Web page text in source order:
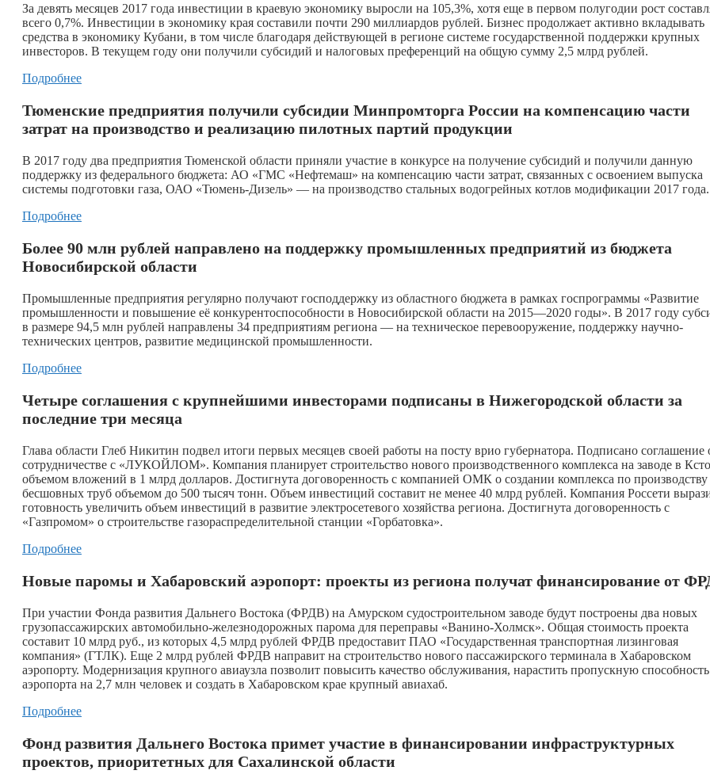
За девять месяцев 2017 года инвестиции в краевую экономику выросли на 105,3%, хотя еще в первом полугодии рост
всего 0,7%. Инвестиции в экономику края составили почти 290 миллиардов рублей. Бизнес продолжает активно вкладывать
средства в экономику Кубани, в том числе благодаря действующей в регионе системе государственной поддержки крупных
инвесторов. В текущем году они получили субсидий и налоговых преференций на общую сумму 2,5 млрд рублей.
Подробнее
Тюменские предприятия получили субсидии Минпромторга России на компенсацию части
затрат на производство и реализацию пилотных партий продукции
В 2017 году два предприятия Тюменской области приняли участие в конкурсе на получение субсидий и получили данную
поддержку из федерального бюджета: АО «ГМС «Нефтемаш» на компенсацию части затрат, связанных с освоением выпуска
системы подготовки газа, ОАО «Тюмень-Дизель» — на производство стальных водогрейных котлов модификации 2017 года.
Подробнее
Более 90 млн рублей направлено на поддержку промышленных предприятий из бюджета
Новосибирской области
Промышленные предприятия регулярно получают господдержку из областного бюджета в рамках госпрограммы «Развитие
промышленности и повышение её конкурентоспособности в Новосибирской области на 2015—2020 годы». В 2017 году
в размере 94,5 млн рублей направлены 34 предприятиям региона — на техническое перевооружение, поддержку научно-
технических центров, развитие медицинской промышленности.
Подробнее
Четыре соглашения с крупнейшими инвесторами подписаны в Нижегородской области за
последние три месяца
Глава области Глеб Никитин подвел итоги первых месяцев своей работы на посту врио губернатора. Подписано соглашение
сотрудничестве с «ЛУКОЙЛОМ». Компания планирует строительство нового производственного комплекса на заводе в
объемом вложений в 1 млрд долларов. Достигнута договоренность с компанией ОМК о создании комплекса по производству
бесшовных труб объемом до 500 тысяч тонн. Объем инвестиций составит не менее 40 млрд рублей. Компания Россети
готовность увеличить объем инвестиций в развитие электросетевого хозяйства региона. Достигнута договоренность с
«Газпромом» о строительстве газораспределительной станции «Горбатовка».
Подробнее
Новые паромы и Хабаровский аэропорт: проекты из региона получат финансирование от
При участии Фонда развития Дальнего Востока (ФРДВ) на Амурском судостроительном заводе будут построены два новых
грузопассажирских автомобильно-железнодорожных парома для переправы «Ванино-Холмск». Общая стоимость проекта
составит 10 млрд руб., из которых 4,5 млрд рублей ФРДВ предоставит ПАО «Государственная транспортная лизинговая
компания» (ГТЛК). Еще 2 млрд рублей ФРДВ направит на строительство нового пассажирского терминала в Хабаровском
аэропорту. Модернизация крупного авиаузла позволит повысить качество обслуживания, нарастить пропускную способность
аэропорта на 2,7 млн человек и создать в Хабаровском крае крупный авиахаб.
Подробнее
Фонд развития Дальнего Востока примет участие в финансировании инфраструктурных
проектов, приоритетных для Сахалинской области